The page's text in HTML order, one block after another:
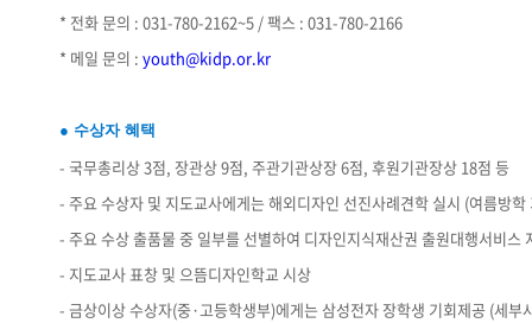
* 전화 문의 : 031-780-2162~5 / 팩스 : 031-780-2166
* 메일 문의 : youth@kidp.or.kr
● 수상자 혜택
- 국무총리상 3점, 장관상 9점, 주관기관상장 6점, 후원기관장상 18점 등
- 주요 수상자 및 지도교사에게는 해외디자인 선진사례견학 실시 (여름방학
- 주요 수상 출품물 중 일부를 선별하여 디자인지식재산권 출원대행서비스
- 지도교사 표창 및 으뜸디자인학교 시상
- 금상이상 수상자(중·고등학생부)에게는 삼성전자 장학생 기회제공 (세부